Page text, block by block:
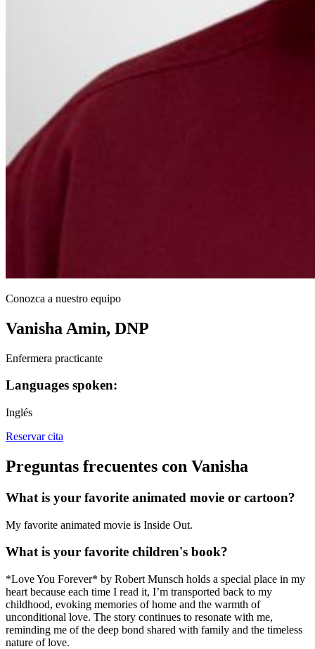
Conozca a nuestro equipo
Vanisha Amin, DNP
Enfermera practicante
Languages spoken:
Inglés
Reservar cita
Preguntas frecuentes con Vanisha
What is your favorite animated movie or cartoon?
My favorite animated movie is Inside Out.
What is your favorite children's book?
*Love You Forever* by Robert Munsch holds a special place in my
heart because each time I read it, I’m transported back to my
childhood, evoking memories of home and the warmth of
unconditional love. The story continues to resonate with me,
reminding me of the deep bond shared with family and the timeless
nature of love.